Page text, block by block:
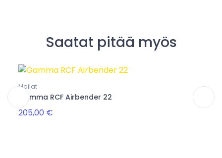
Saatat pitää myös
Mailat
Gamma RCF Airbender 22
205,00 €